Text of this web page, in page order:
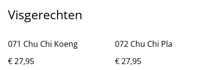
Visgerechten
071 Chu Chi Koeng
€ 27,95
072 Chu Chi Pla
€ 27,95